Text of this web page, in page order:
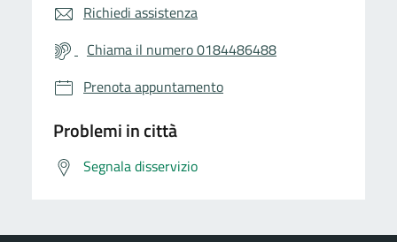
Richiedi assistenza
Chiama il numero 0184486488
Prenota appuntamento
Problemi in città
Segnala disservizio